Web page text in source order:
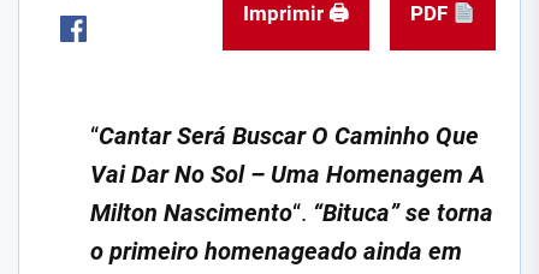
Imprimir 🖨 PDF
“Cantar Será Buscar O Caminho Que
Vai Dar No Sol – Uma Homenagem A
Milton Nascimento“. “Bituca” se torna
o primeiro homenageado ainda em